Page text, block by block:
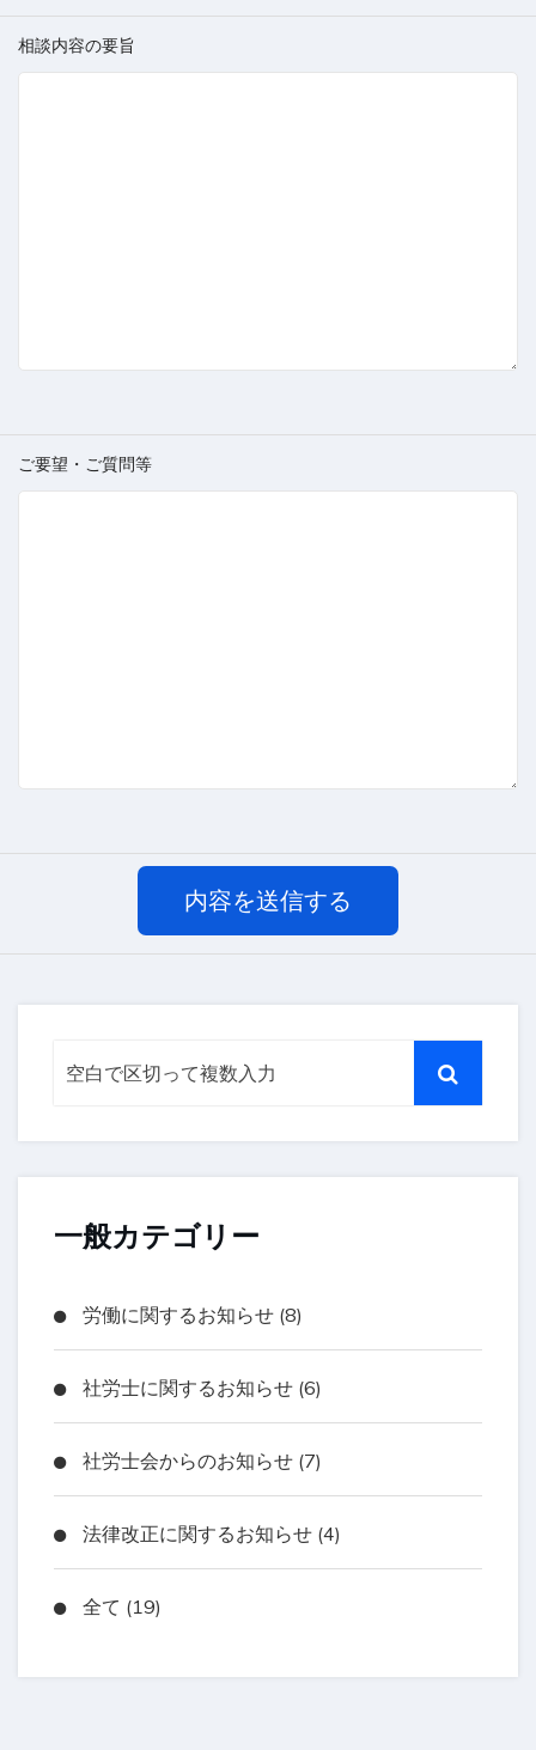
相談内容の要旨
ご要望・ご質問等
内容を送信する
一般カテゴリー
労働に関するお知らせ (8)
社労士に関するお知らせ (6)
社労士会からのお知らせ (7)
法律改正に関するお知らせ (4)
全て (19)